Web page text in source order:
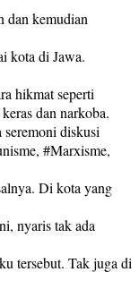
dan kemudian
kota di Jawa.
hikmat seperti
dan narkoba.
diskusi
#Marxisme,
Di kota yang
nyaris tak ada
tersebut. Tak juga di